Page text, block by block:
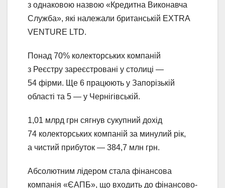
з однаковою назвою «Кредитна Виконавча
Служба», які належали британській EXTRA
VENTURE LTD.
Понад 70% колекторських компаній
з Реєстру зареєстровані у столиці —
54 фірми. Ще 6 працюють у Запорізькій
області та 5 — у Чернігівській.
1,01 млрд грн сягнув сукупний дохід
74 колекторських компаній за минулий рік,
а чистий прибуток — 384,7 млн грн.
Абсолютним лідером стала фінансова
компанія «ЄАПБ», що входить до фінансово-